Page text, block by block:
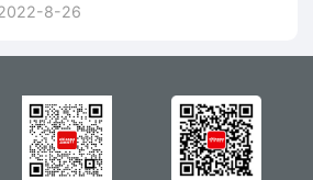
8-26